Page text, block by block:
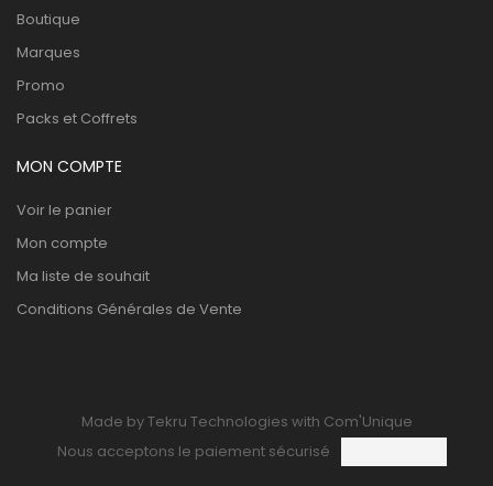
Boutique
Marques
Promo
Packs et Coffrets
MON COMPTE
Voir le panier
Mon compte
Ma liste de souhait
Conditions Générales de Vente
Made by Tekru Technologies with Com'Unique
Nous acceptons le paiement sécurisé